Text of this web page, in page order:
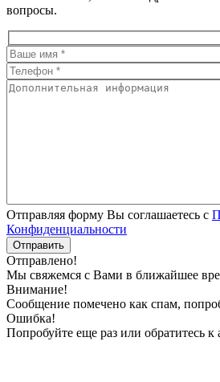
вопросы.
Отправляя форму Вы соглашаетесь с
Конфиденциальности
Отправлено!
Мы свяжемся с Вами в ближайшее
Внимание!
Сообщение помечено как спам,
Ошибка!
Попробуйте еще раз или обратитесь к